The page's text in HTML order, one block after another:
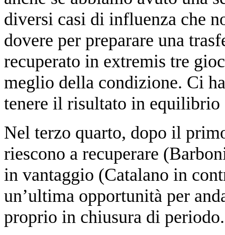
diversi casi di influenza che
dovere per preparare una
recuperato in extremis tre
meglio della condizione. Ci
tenere il risultato in
Nel terzo quarto, dopo il
riescono a recuperare
in vantaggio (Catalano in
un’ultima opportunità per
proprio in chiusura di periodo.